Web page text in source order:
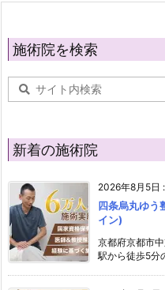
施術院を検索
新着の施術院
2026年8月5日 :
四条烏丸ゆう
イン)
京都府京都市
駅から徒歩5分